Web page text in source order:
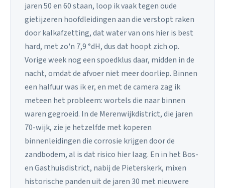
jaren 50 en 60 staan, loop ik vaak tegen oude
gietijzeren hoofdleidingen aan die verstopt raken
door kalkafzetting, dat water van ons hier is best
hard, met zo'n 7,9 °dH, dus dat hoopt zich op.
Vorige week nog een spoedklus daar, midden in de
nacht, omdat de afvoer niet meer doorliep. Binnen
een halfuur was ik er, en met de camera zag ik
meteen het probleem: wortels die naar binnen
waren gegroeid. In de Merenwijkdistrict, die jaren
70-wijk, zie je hetzelfde met koperen
binnenleidingen die corrosie krijgen door de
zandbodem, al is dat risico hier laag. En in het Bos-
en Gasthuisdistrict, nabij de Pieterskerk, mixen
historische panden uit de jaren 30 met nieuwere